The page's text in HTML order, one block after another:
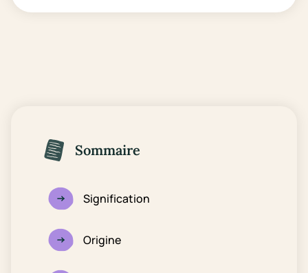
Sommaire
Signification
Origine